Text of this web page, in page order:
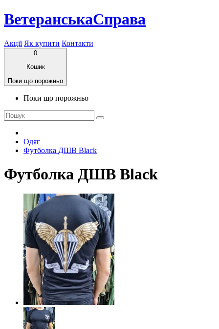
ВетеранськаСправа
Акції Як купити Контакти
0
Кошик
Поки що порожньо
Поки що порожньо
Одяг
Футболка ДШВ Black
Футболка ДШВ Black